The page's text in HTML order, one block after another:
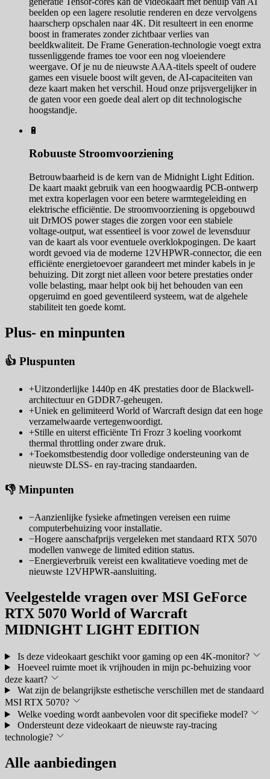
beelden op een lagere resolutie renderen en deze vervolgens
haarscherp opschalen naar 4K. Dit resulteert in een enorme
boost in framerates zonder zichtbaar verlies van
beeldkwaliteit. De Frame Generation-technologie voegt extra
tussenliggende frames toe voor een nog vloeiendere
weergave. Of je nu de nieuwste AAA-titels speelt of oudere
games een visuele boost wilt geven, de AI-capaciteiten van
deze kaart maken het verschil. Houd onze prijsvergelijker in
de gaten voor een goede deal alert op dit technologische
hoogstandje.
🔋
Robuuste Stroomvoorziening
Betrouwbaarheid is de kern van de Midnight Light Edition.
De kaart maakt gebruik van een hoogwaardig PCB-ontwerp
met extra koperlagen voor een betere warmtegeleiding en
elektrische efficiëntie. De stroomvoorziening is opgebouwd
uit DrMOS power stages die zorgen voor een stabiele
voltage-output, wat essentieel is voor zowel de levensduur
van de kaart als voor eventuele overklokpogingen. De kaart
wordt gevoed via de moderne 12VHPWR-connector, die een
efficiënte energietoevoer garandeert met minder kabels in je
behuizing. Dit zorgt niet alleen voor betere prestaties onder
volle belasting, maar helpt ook bij het behouden van een
opgeruimd en goed geventileerd systeem, wat de algehele
stabiliteit ten goede komt.
Plus- en minpunten
👍 Pluspunten
+Uitzonderlijke 1440p en 4K prestaties door de Blackwell-
architectuur en GDDR7-geheugen.
+Uniek en gelimiteerd World of Warcraft design dat een hoge
verzamelwaarde vertegenwoordigt.
+Stille en uiterst efficiënte Tri Frozr 3 koeling voorkomt
thermal throttling onder zware druk.
+Toekomstbestendig door volledige ondersteuning van de
nieuwste DLSS- en ray-tracing standaarden.
👎 Minpunten
−Aanzienlijke fysieke afmetingen vereisen een ruime
computerbehuizing voor installatie.
−Hogere aanschafprijs vergeleken met standaard RTX 5070
modellen vanwege de limited edition status.
−Energieverbruik vereist een kwalitatieve voeding met de
nieuwste 12VHPWR-aansluiting.
Veelgestelde vragen over MSI GeForce
RTX 5070 World of Warcraft
MIDNIGHT LIGHT EDITION
Is deze videokaart geschikt voor gaming op een 4K-monitor?
Hoeveel ruimte moet ik vrijhouden in mijn pc-behuizing voor
deze kaart?
Wat zijn de belangrijkste esthetische verschillen met de standaard
MSI RTX 5070?
Welke voeding wordt aanbevolen voor dit specifieke model?
Ondersteunt deze videokaart de nieuwste ray-tracing
technologie?
Alle aanbiedingen